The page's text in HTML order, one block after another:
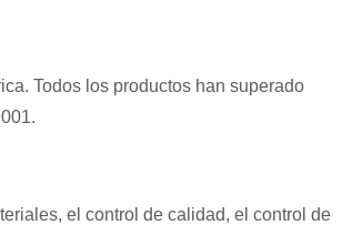
Todos los productos han superado
el control de calidad, el control de